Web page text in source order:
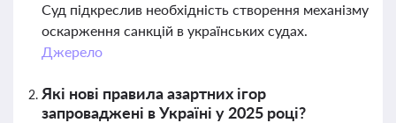
Суд підкреслив необхідність створення механізму
оскарження санкцій в українських судах.
Джерело
Які нові правила азартних ігор
запроваджені в Україні у 2025 році?